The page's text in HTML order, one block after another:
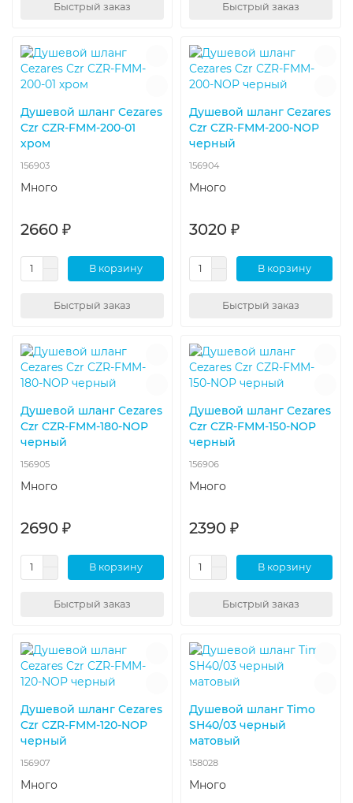
Быстрый заказ Быстрый заказ
Душевой шланг Cezares
Czr CZR-FMM-200-01
хром
156903
Много
2660 ₽
В корзину
Быстрый заказ
Душевой шланг Cezares
Czr CZR-FMM-200-NOP
черный
156904
Много
3020 ₽
В корзину
Быстрый заказ
Душевой шланг Cezares
Czr CZR-FMM-180-NOP
черный
156905
Много
2690 ₽
В корзину
Быстрый заказ
Душевой шланг Cezares
Czr CZR-FMM-150-NOP
черный
156906
Много
2390 ₽
В корзину
Быстрый заказ
Душевой шланг Cezares
Czr CZR-FMM-120-NOP
черный
156907
Много
Душевой шланг Timo
SH40/03 черный
матовый
158028
Много